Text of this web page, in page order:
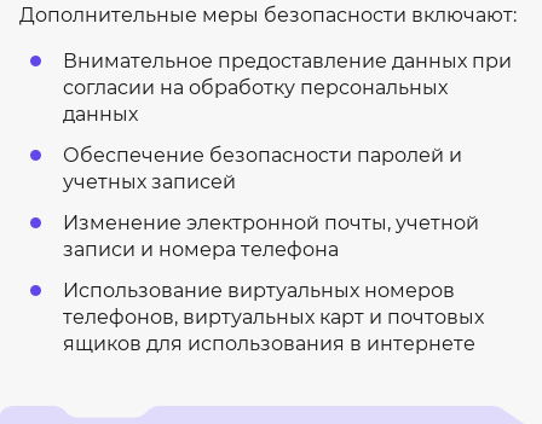
Дополнительные меры безопасности включают:
Внимательное предоставление данных при
согласии на обработку персональных
данных
Обеспечение безопасности паролей и
учетных записей
Изменение электронной почты, учетной
записи и номера телефона
Использование виртуальных номеров
телефонов, виртуальных карт и почтовых
ящиков для использования в интернете